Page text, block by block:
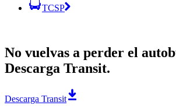
TCSP
No vuelvas a perder el
Descarga Transit.
Descarga Transit